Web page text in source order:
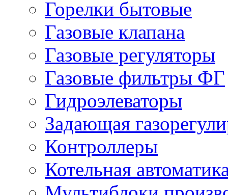
Горелки бытовые
Газовые клапана
Газовые регуляторы
Газовые фильтры ФГ
Гидроэлеваторы
Задающая
Контроллеры
Котельная